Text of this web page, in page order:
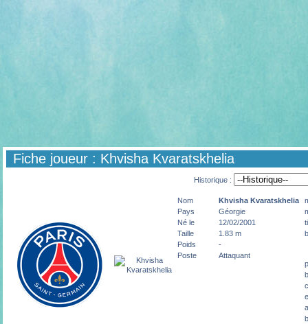
Fiche joueur : Khvisha Kvaratskhelia
Historique :
Nom Khvisha Kvaratskhelia
Pays
Géorgie
Né le
12/02/2001
Taille
1.83 m
Poids
-
Poste
Attaquant